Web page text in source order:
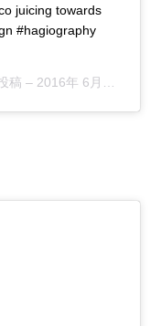
juicing towards
#hagiography
稿 – 2016年 6月月10日午前10時28分PDT